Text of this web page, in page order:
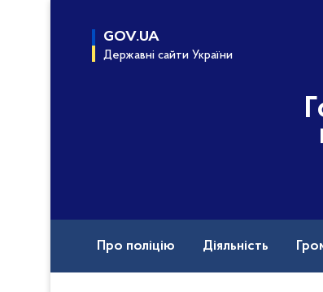
GOV.UA
Державні сайти України
Про поліцію Діяльність